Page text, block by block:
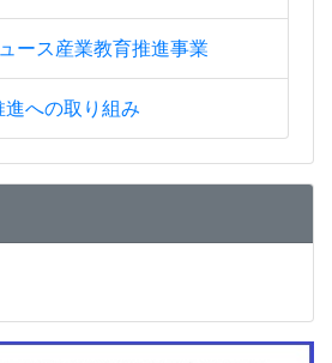
ース産業教育推進事業
進への取り組み